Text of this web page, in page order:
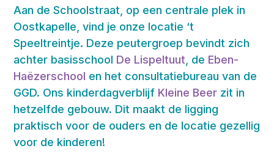
Aan de Schoolstraat, op een centrale plek in
Oostkapelle, vind je onze locatie ‘t
Speeltreintje. Deze peutergroep bevindt zich
achter basisschool De Lispeltuut , de Eben-
Haëzerschool en het consultatiebureau van de
GGD. Ons kinderdagverblijf Kleine Beer zit in
hetzelfde gebouw. Dit maakt de ligging
praktisch voor de ouders en de locatie gezellig
voor de kinderen!